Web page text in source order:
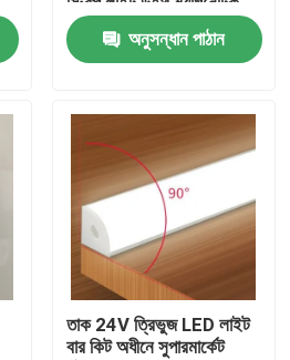
অনুসন্ধান পাঠান
তাক 24V ত্রিভুজ LED লাইট
বার কিট অধীনে সুপারমার্কেট